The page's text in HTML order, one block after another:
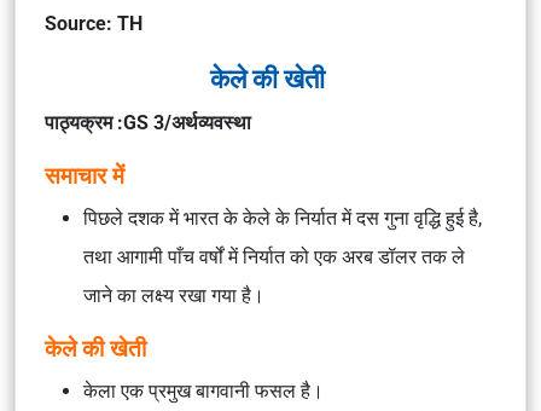
Source: TH
केले की खेती
पाठ्यक्रम :GS 3/अर्थव्यवस्था
समाचार में
पिछले दशक में भारत के केले के निर्यात में दस गुना वृद्धि हुई है,
तथा आगामी पाँच वर्षों में निर्यात को एक अरब डॉलर तक ले
जाने का लक्ष्य रखा गया है।
केले की खेती
केला एक प्रमुख बागवानी फसल है।